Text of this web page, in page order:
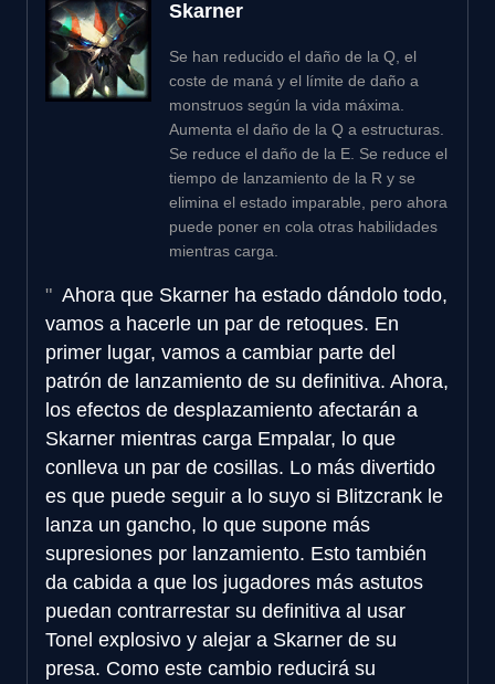
Skarner
Se han reducido el daño de la Q, el
coste de maná y el límite de daño a
monstruos según la vida máxima.
Aumenta el daño de la Q a estructuras.
Se reduce el daño de la E. Se reduce el
tiempo de lanzamiento de la R y se
elimina el estado imparable, pero ahora
puede poner en cola otras habilidades
mientras carga.
Ahora que Skarner ha estado dándolo todo,
vamos a hacerle un par de retoques. En
primer lugar, vamos a cambiar parte del
patrón de lanzamiento de su definitiva. Ahora,
los efectos de desplazamiento afectarán a
Skarner mientras carga Empalar, lo que
conlleva un par de cosillas. Lo más divertido
es que puede seguir a lo suyo si Blitzcrank le
lanza un gancho, lo que supone más
supresiones por lanzamiento. Esto también
da cabida a que los jugadores más astutos
puedan contrarrestar su definitiva al usar
Tonel explosivo y alejar a Skarner de su
presa. Como este cambio reducirá su